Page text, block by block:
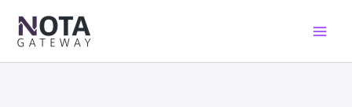
para
conteúdo